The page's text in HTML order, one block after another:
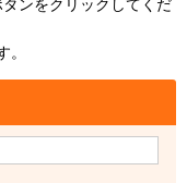
ンをクリックしてくだ
。